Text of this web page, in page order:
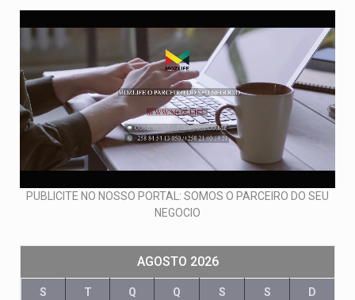
PUBLICITE NO NOSSO PORTAL: SOMOS O PARCEIRO DO SEU
NEGOCIO
AGOSTO 2026
S T Q Q S S D